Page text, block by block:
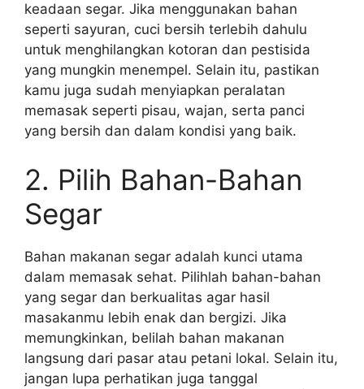
keadaan segar. Jika menggunakan bahan
seperti sayuran, cuci bersih terlebih dahulu
untuk menghilangkan kotoran dan pestisida
yang mungkin menempel. Selain itu, pastikan
kamu juga sudah menyiapkan peralatan
memasak seperti pisau, wajan, serta panci
yang bersih dan dalam kondisi yang baik.
2. Pilih Bahan-Bahan
Segar
Bahan makanan segar adalah kunci utama
dalam memasak sehat. Pilihlah bahan-bahan
yang segar dan berkualitas agar hasil
masakanmu lebih enak dan bergizi. Jika
memungkinkan, belilah bahan makanan
langsung dari pasar atau petani lokal. Selain itu,
jangan lupa perhatikan juga tanggal